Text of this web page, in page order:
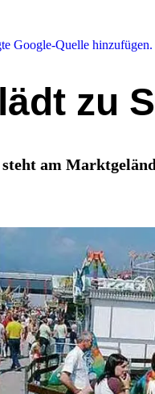
Google-Quelle hinzufügen.
zu
am